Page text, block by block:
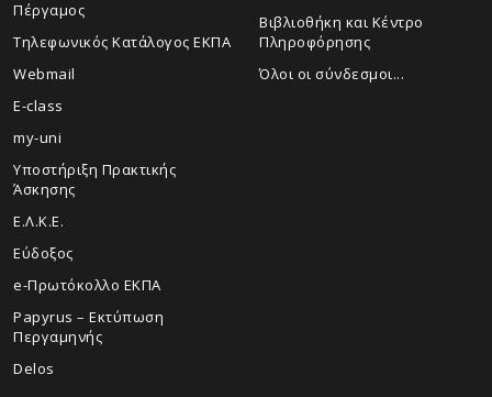
Πέργαμος
Τηλεφωνικός Κατάλογος ΕΚΠΑ
Webmail
E-class
my-uni
Υποστήριξη Πρακτικής
Άσκησης
Ε.Λ.Κ.Ε.
Εύδοξος
e-Πρωτόκολλο ΕΚΠΑ
Papyrus – Εκτύπωση
Περγαμηνής
Delos
Βιβλιοθήκη και Κέντρο
Πληροφόρησης
Όλοι οι σύνδεσμοι...